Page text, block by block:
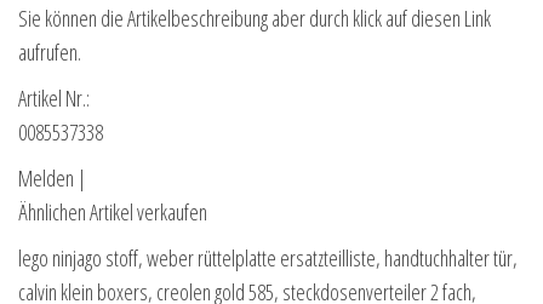
Sie können die Artikelbeschreibung aber durch klick auf diesen Link
aufrufen.
Artikel Nr.:
0085537338
Melden |
Ähnlichen Artikel verkaufen
lego ninjago stoff, weber rüttelplatte ersatzteilliste, handtuchhalter tür,
calvin klein boxers, creolen gold 585, steckdosenverteiler 2 fach,